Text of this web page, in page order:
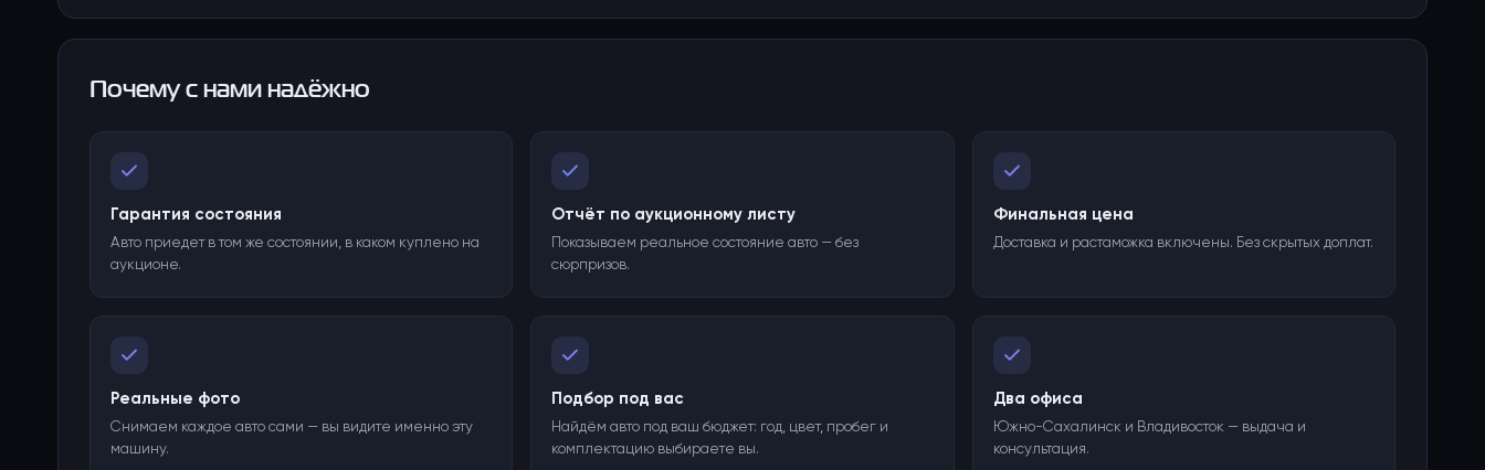
Почему с нами надёжно
Гарантия состояния
Авто приедет в том же состоянии, в каком куплено на
аукционе.
Отчёт по аукционному листу
Показываем реальное состояние авто — без
сюрпризов.
Финальная цена
Доставка и растаможка включены. Без скрытых доплат.
Реальные фото
Снимаем каждое авто сами — вы видите именно эту
машину.
Подбор под вас
Найдём авто под ваш бюджет: год, цвет, пробег и
комплектацию выбираете вы.
Два офиса
Южно-Сахалинск и Владивосток — выдача и
консультация.